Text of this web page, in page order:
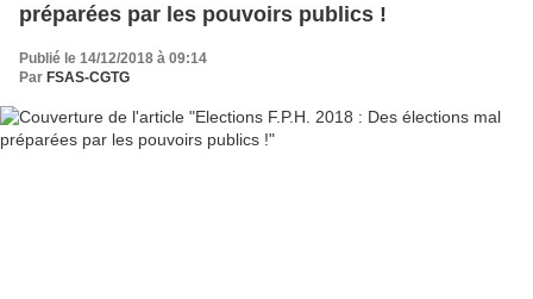
préparées par les pouvoirs publics !
Publié le 14/12/2018 à 09:14
Par FSAS-CGTG